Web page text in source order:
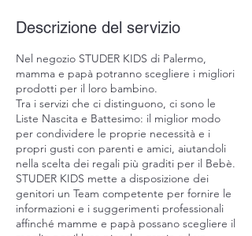
t
i
Descrizione del servizio
Nel negozio STUDER KIDS di Palermo,
mamma e papà potranno scegliere i migliori
prodotti per il loro bambino.
Tra i servizi che ci distinguono, ci sono le
Liste Nascita e Battesimo: il miglior modo
per condividere le proprie necessità e i
propri gusti con parenti e amici, aiutandoli
nella scelta dei regali più graditi per il Bebè.
STUDER KIDS mette a disposizione dei
genitori un Team competente per fornire le
informazioni e i suggerimenti professionali
affinché mamme e papà possano scegliere il